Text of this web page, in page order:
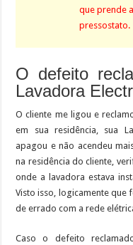
que prende
pressostato.
O defeito
Lavadora
O cliente me ligou e
em sua residência, sua
apagou e não acendeu
na residência do cliente,
onde a lavadora estava
Visto isso, logicamente que
de errado com a rede
Caso o defeito